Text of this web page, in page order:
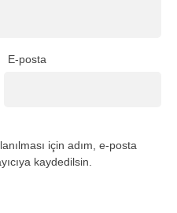
E-posta
için adım, e-posta
kaydedilsin.